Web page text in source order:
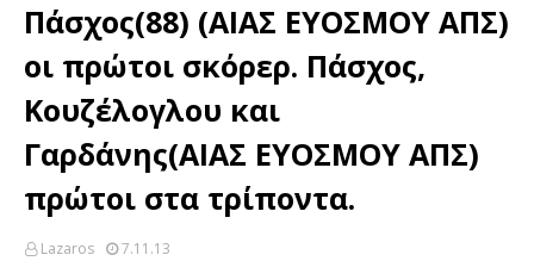
Πάσχος(88) (ΑΙΑΣ ΕΥΟΣΜΟΥ ΑΠΣ)
οι πρώτοι σκόρερ. Πάσχος,
Κουζέλογλου και
Γαρδάνης(ΑΙΑΣ ΕΥΟΣΜΟΥ ΑΠΣ)
πρώτοι στα τρίποντα.
Lazaros 7.11.13